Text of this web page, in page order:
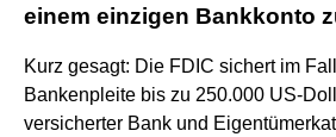
einem einzigen Bankkonto
Kurz gesagt: Die FDIC sichert im
Bankenpleite bis zu 250.000 US-
versicherter Bank und